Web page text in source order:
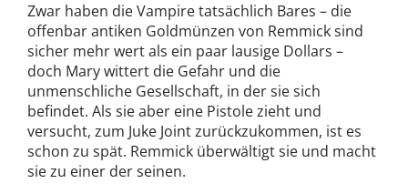
Zwar haben die Vampire tatsächlich Bares – die
offenbar antiken Goldmünzen von Remmick sind
sicher mehr wert als ein paar lausige Dollars –
doch Mary wittert die Gefahr und die
unmenschliche Gesellschaft, in der sie sich
befindet. Als sie aber eine Pistole zieht und
versucht, zum Juke Joint zurückzukommen, ist es
schon zu spät. Remmick überwältigt sie und macht
sie zu einer der seinen.